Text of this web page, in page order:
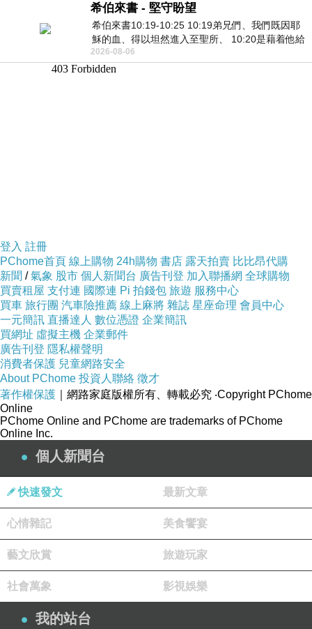
希伯來書 - 堅守盼望
希伯來書10:19-10:25 10:19弟兄們、我們既因耶
穌的血、得以坦然進入至聖所、 10:20是藉着他給
我們開了一條又新又活的路從幔子經過
2026-08-06
登入 註冊
PChome首頁 線上購物 24h購物 書店 露天拍賣 比比昂代購
新聞 /氣象 股市 個人新聞台 廣告刊登 加入聯播網 全球購物
買賣租屋 支付連 國際連 Pi 拍錢包 旅遊 服務中心
買車 旅行團 汽車險推薦 線上麻將 雜誌 星座命理 會員中心
一元簡訊 直播達人 數位憑證 企業簡訊
買網址 虛擬主機 企業郵件
廣告刊登 隱私權聲明
消費者保護 兒童網路安全
About PChome 投資人聯絡 徵才
著作權保護 ｜網路家庭版權所有、轉載必究 ‧Copyright PChome
Online
PChome Online and PChome are trademarks of PChome
Online Inc.
個人新聞台
快速發文 最新文章
心情雜記 美食饗宴
藝文欣賞 旅遊玩家
社會萬象 影視娛樂
我的站台